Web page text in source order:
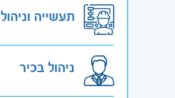
תעשייה וניהול
ניהול בכיר